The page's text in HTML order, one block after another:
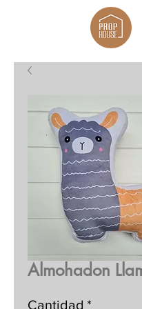
Almohadon
Cantidad *